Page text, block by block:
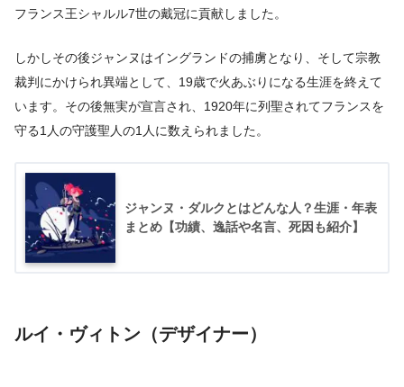
フランス王シャルル7世の戴冠に貢献しました。
しかしその後ジャンヌはイングランドの捕虜となり、そして宗教
裁判にかけられ異端として、19歳で火あぶりになる生涯を終えて
います。その後無実が宣言され、1920年に列聖されてフランスを
守る1人の守護聖人の1人に数えられました。
ジャンヌ・ダルクとはどんな人？生涯・年表
まとめ【功績、逸話や名言、死因も紹介】
ルイ・ヴィトン（デザイナー）